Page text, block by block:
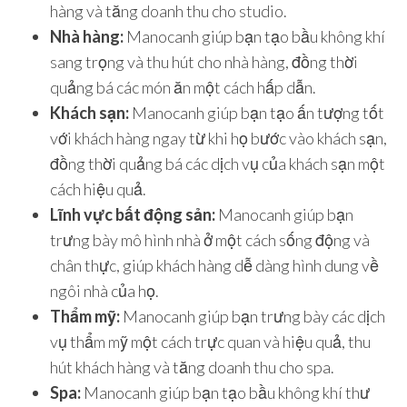
hàng và tăng doanh thu cho studio.
Nhà hàng: Manocanh giúp bạn tạo bầu không khí
sang trọng và thu hút cho nhà hàng, đồng thời
quảng bá các món ăn một cách hấp dẫn.
Khách sạn: Manocanh giúp bạn tạo ấn tượng tốt
với khách hàng ngay từ khi họ bước vào khách sạn,
đồng thời quảng bá các dịch vụ của khách sạn một
cách hiệu quả.
Lĩnh vực bất động sản: Manocanh giúp bạn
trưng bày mô hình nhà ở một cách sống động và
chân thực, giúp khách hàng dễ dàng hình dung về
ngôi nhà của họ.
Thẩm mỹ: Manocanh giúp bạn trưng bày các dịch
vụ thẩm mỹ một cách trực quan và hiệu quả, thu
hút khách hàng và tăng doanh thu cho spa.
Spa: Manocanh giúp bạn tạo bầu không khí thư